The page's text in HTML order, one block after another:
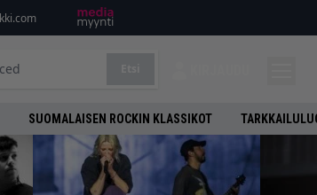
SUOMALAISEN ROCKIN KLASSIKOT